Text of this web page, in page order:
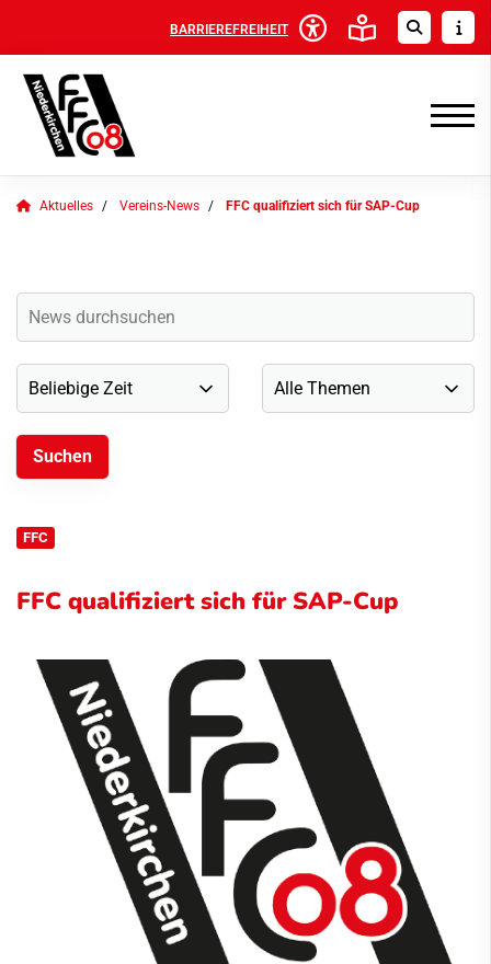
BARRIEREFREIHEIT
Aktuelles Vereins-News FFC qualifiziert sich für SAP-Cup
FFC
FFC qualifiziert sich für SAP-Cup